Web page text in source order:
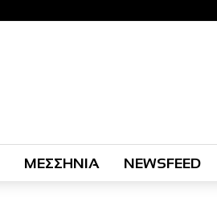
ΜΕΣΣΗΝΙΑ NEWSFEED